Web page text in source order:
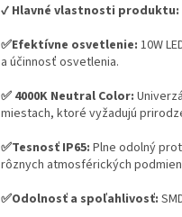
✔️ Hlavné vlastnosti produktu:
✅Efektívne osvetlenie: 10W
a účinnosť osvetlenia.
✅ 4000K Neutral Color:
miestach, ktoré vyžadujú
✅Tesnosť IP65: Plne odolný
rôznych atmosférických
✅Odolnosť a spoľahlivosť: